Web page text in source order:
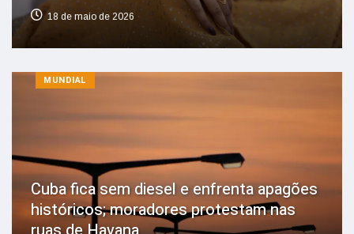
18 de maio de 2026
MUNDIAL
Cuba fica sem diesel e enfrenta apagões
históricos; moradores protestam nas